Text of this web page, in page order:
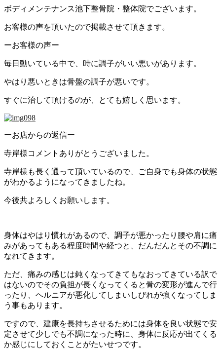
ボディメンテナンス池下整骨院・整体院でございます。
お客様の声を頂いたので掲載させて頂きます。
ーお客様の声ー
毎日動いている中で、時に調子がいい悪いがあります。
やはり悪いときは骨盤の調子が悪いです。
すぐに治して頂けるのが、とても嬉しく思います。
ーお店からの返信ー
寺岸様コメントありがとうございました。
寺岸様も長く通って頂いているので、ご自身でも身体の状態
がわかるようになってきましたね。
今後共よろしくお願いします。
身体はやはり慣れがあるので、調子が悪かったり腰や肩に痛
みがあってもある程度時間や経つと、だんだんとその不調に
なれてきます。
ただ、痛みの感じは鈍くなってきてもなおってきている訳で
はないのでその負担が長くなってくると骨の変形が進んで行
ったり、ヘルニアが悪化してしまいしびれが強くなってしま
う事もあります。
ですので、建康を長持ちさせるためには身体を良い状態で安
定させて少しでも不調になった時に、身体に反応が出てくる
か感じにしておくことがたいせつです。